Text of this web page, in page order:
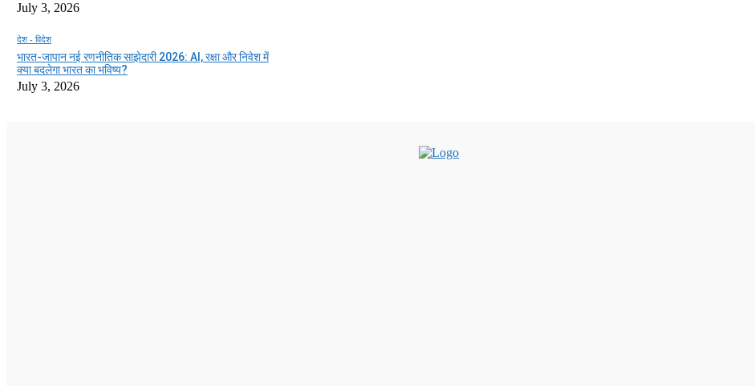
July 3, 2026
देश - विदेश
भारत-जापान नई रणनीतिक साझेदारी 2026: AI, रक्षा और निवेश में
क्या बदलेगा भारत का भविष्य?
July 3, 2026